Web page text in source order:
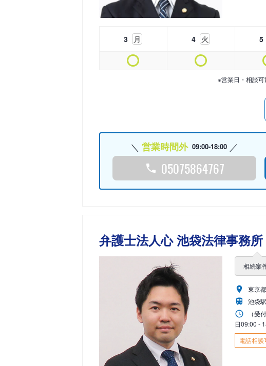
3 月 4 火 5
※営業日・相談可
営業時間外 09:00-18:00
05075864767
弁護士法人心 池袋法律事務所
相続案
東京
池袋駅
（受
日09:00 -
電話相談